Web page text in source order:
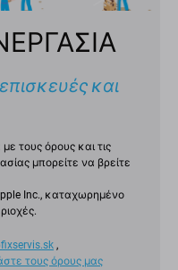
και
τους όρους και τις
μπορείτε να βρείτε
Inc., καταχωρημένο
,
τους όρους μας